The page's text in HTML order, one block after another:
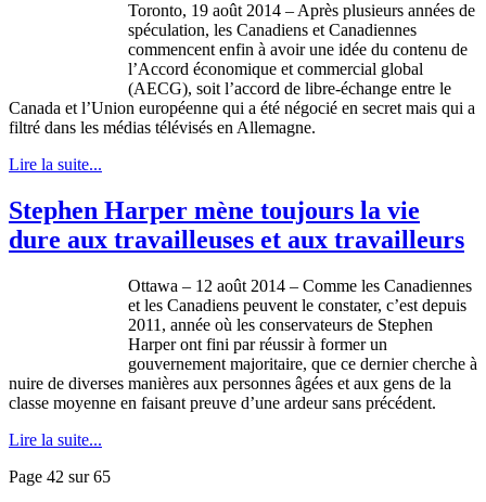
Toronto, 19 août 2014 – Après plusieurs années de
spéculation, les Canadiens et Canadiennes
commencent enfin à avoir une idée du contenu de
l’Accord économique et commercial global
(AECG), soit l’accord de libre-échange entre le
Canada et l’Union européenne qui a été négocié en secret mais qui a
filtré dans les médias télévisés en Allemagne.
Lire la suite...
Stephen Harper mène toujours la vie
dure aux travailleuses et aux travailleurs
Ottawa – 12 août 2014 – Comme les Canadiennes
et les Canadiens peuvent le constater, c’est depuis
2011, année où les conservateurs de Stephen
Harper ont fini par réussir à former un
gouvernement majoritaire, que ce dernier cherche à
nuire de diverses manières aux personnes âgées et aux gens de la
classe moyenne en faisant preuve d’une ardeur sans précédent.
Lire la suite...
Page 42 sur 65